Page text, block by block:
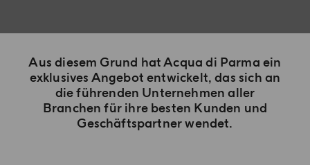
Aus diesem Grund hat Acqua di Parma ein
exklusives Angebot entwickelt, das sich an
die führenden Unternehmen aller
Branchen für ihre besten Kunden und
Geschäftspartner wendet.